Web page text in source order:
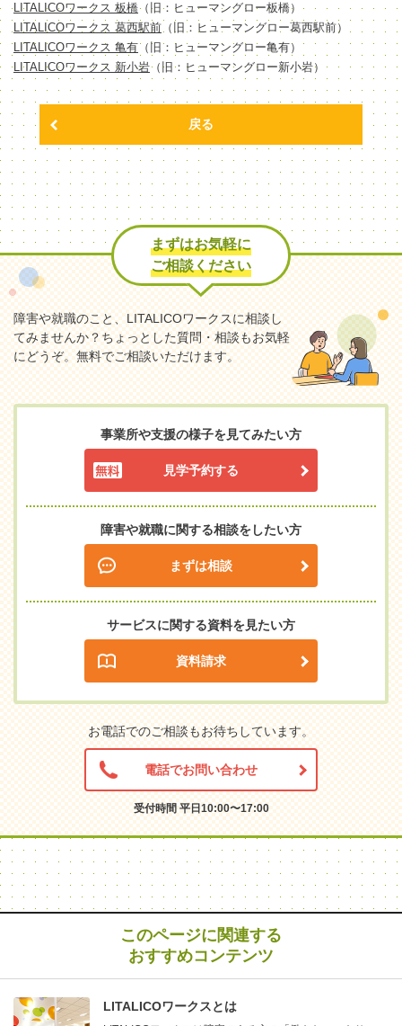
LITALICOワークス 板橋（旧：ヒューマングロー板橋）
LITALICOワークス 葛西駅前 （旧：ヒューマングロー葛西駅前）
LITALICOワークス 亀有（旧：ヒューマングロー亀有）
LITALICOワークス 新小岩（旧：ヒューマングロー新小岩）
戻る
まずはお気軽に
ご相談ください
障害や就職のこと、LITALICOワークスに相談し
てみませんか？ちょっとした質問・相談もお気軽
にどうぞ。無料でご相談いただけます。
事業所や支援の様子を見てみたい方
見学予約する
障害や就職に関する相談をしたい方
まずは相談
サービスに関する資料を見たい方
資料請求
お電話でのご相談もお待ちしています。
電話でお問い合わせ
受付時間 平日10:00〜17:00
このページに関連する
おすすめコンテンツ
LITALICOワークスとは